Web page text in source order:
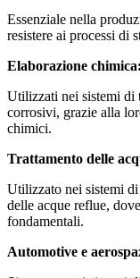
Essenziale nella
resistere ai processi di
Elaborazione chimica:
Utilizzati nei sistemi di
corrosivi, grazie alla
chimici.
Trattamento delle
Utilizzato nei sistemi
delle acque reflue,
fondamentali.
Automotive e